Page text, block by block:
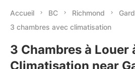
Accueil BC Richmond
3 chambres avec climatisation
3 Chambres à Louer
Climatisation near